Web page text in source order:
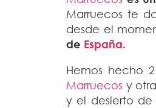
Marruecos te
desde el
de España.
Hemos hecho
Marruecos y otra
y el desierto de